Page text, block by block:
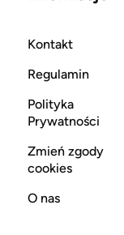
Kontakt
Regulamin
Polityka
Prywatności
Zmień zgody
cookies
O nas